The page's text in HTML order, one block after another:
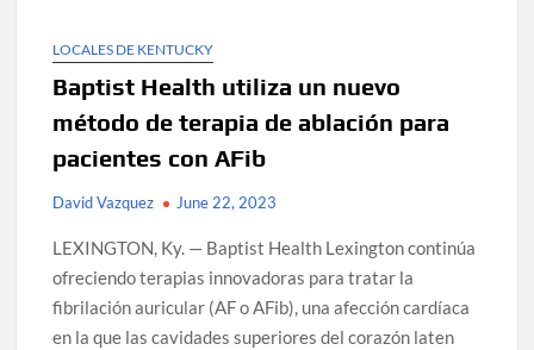
LOCALES DE KENTUCKY
Baptist Health utiliza un nuevo
método de terapia de ablación para
pacientes con AFib
David Vazquez June 22, 2023
LEXINGTON, Ky. — Baptist Health Lexington continúa
ofreciendo terapias innovadoras para tratar la
fibrilación auricular (AF o AFib), una afección cardíaca
en la que las cavidades superiores del corazón laten